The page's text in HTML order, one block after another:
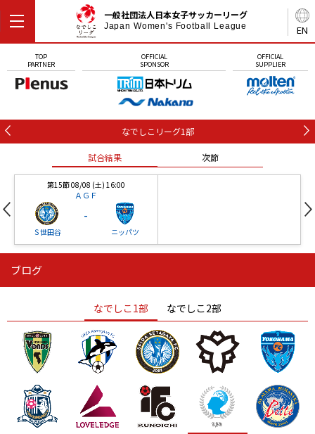
EN
一般社団法人日本女子サッカーリーグ
Japan Women's Football League
TOP
PARTNER
OFFICIAL
SPONSOR
OFFICIAL
SUPPLIER
なでしこリーグ1部
試合結果 次節
第15節 08/08 (土) 16:00
ＡＧＦ
Ｓ世田谷
-
ニッパツ
ニッパツ
ニッパツ 名古屋
石人の星
静岡 愛媛Ｌ
ブログ
なでしこ1部 なでしこ2部